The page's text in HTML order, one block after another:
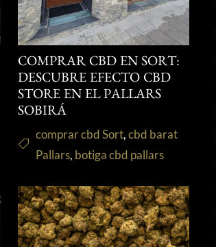
COMPRAR CBD EN SORT:
DESCUBRE EFECTO CBD
STORE EN EL PALLARS
SOBIRÁ
comprar cbd Sort,cbd barat
Pallars, botiga cbd pallars